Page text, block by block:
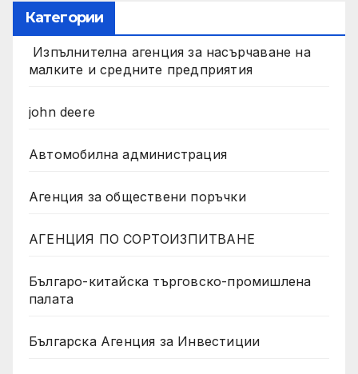
Категории
Изпълнителна агенция за насърчаване на
малките и средните предприятия
john deere
Автомобилна администрация
Агенция за обществени поръчки
АГЕНЦИЯ ПО СОРТОИЗПИТВАНЕ
Българо-китайска търговско-промишлена
палата
Българска Агенция за Инвестиции